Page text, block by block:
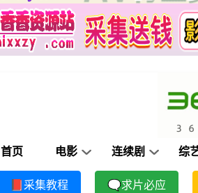
首页 电影 连续剧 综
📕采集教程 🗨求片必应